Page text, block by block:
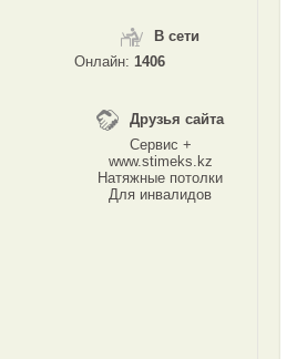
В сети
Онлайн: 1406
Друзья сайта
Сервис +
www.stimeks.kz
Натяжные потолки
Для инвалидов